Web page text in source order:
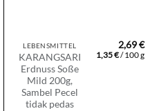
LEBENSMITTEL
KARANGSARI
Erdnuss Soße
Mild 200g,
Sambel Pecel
tidak pedas
2,69€
1,35€/100g